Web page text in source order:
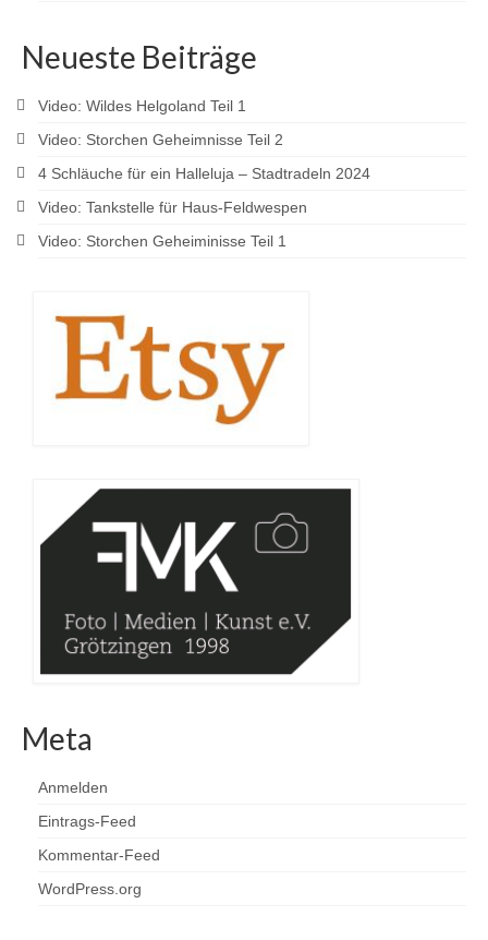
Neueste Beiträge
Video: Wildes Helgoland Teil 1
Video: Storchen Geheimnisse Teil 2
4 Schläuche für ein Halleluja – Stadtradeln 2024
Video: Tankstelle für Haus-Feldwespen
Video: Storchen Geheiminisse Teil 1
Meta
Anmelden
Eintrags-Feed
Kommentar-Feed
WordPress.org